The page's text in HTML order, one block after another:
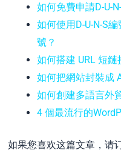
如何免費申請D-U-
如何使用D-U-N-S
號？
如何搭建 URL 短鏈
如何把網站封裝成
如何創建多語言外
4 個最流行的
如果您喜欢这篇文章，请